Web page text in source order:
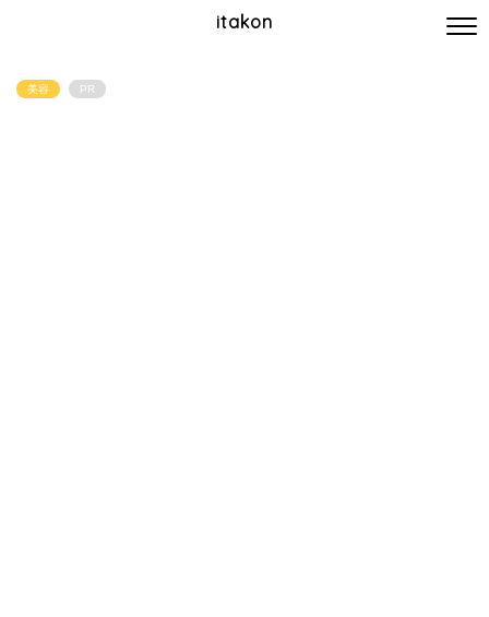
itakon
美容 PR